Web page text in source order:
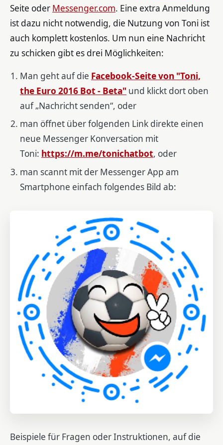
Seite oder Messenger.com. Eine extra Anmeldung
ist dazu nicht notwendig, die Nutzung von Toni ist
auch komplett kostenlos. Um nun eine Nachricht
zu schicken gibt es drei Möglichkeiten:
Man geht auf die Facebook-Seite von "Toni,
the Euro 2016 Bot - Beta" und klickt dort oben
auf „Nachricht senden“, oder
man öffnet über folgenden Link direkte einen
neue Messenger Konversation mit
Toni: https://m.me/tonichatbot, oder
man scannt mit der Messenger App am
Smartphone einfach folgendes Bild ab:
Beispiele für Fragen oder Instruktionen, auf die